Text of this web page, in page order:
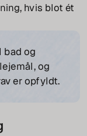
hvis blot ét
bad og
og
er opfyldt.